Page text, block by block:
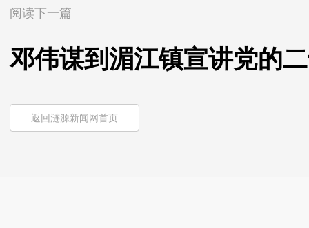
阅读下一篇
邓伟谋到湄江镇宣讲党的
返回涟源新闻网首页